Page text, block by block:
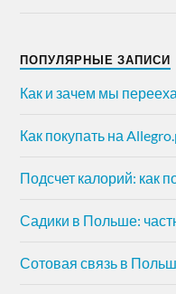
ПОПУЛЯРНЫЕ ЗАПИСИ
Как и зачем мы
Как покупать на
Подсчет калорий: как
Садики в Польше:
Сотовая связь в